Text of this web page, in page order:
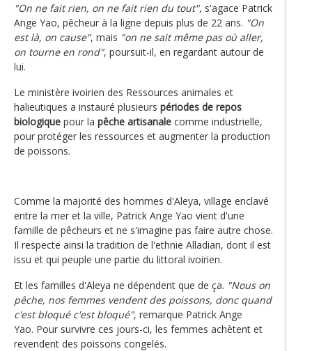
"On ne fait rien, on ne fait rien du tout", s'agace Patrick
Ange Yao, pêcheur à la ligne depuis plus de 22 ans. "On
est là, on cause", mais "on ne sait même pas où aller,
on tourne en rond", poursuit-il, en regardant autour de
lui.
Le ministère ivoirien des Ressources animales et
halieutiques a instauré plusieurs périodes de repos
biologique pour la pêche artisanale comme industrielle,
pour protéger les ressources et augmenter la production
de poissons.
Comme la majorité des hommes d'Aleya, village enclavé
entre la mer et la ville, Patrick Ange Yao vient d'une
famille de pêcheurs et ne s'imagine pas faire autre chose.
Il respecte ainsi la tradition de l'ethnie Alladian, dont il est
issu et qui peuple une partie du littoral ivoirien.
Et les familles d'Aleya ne dépendent que de ça. "Nous on
pêche, nos femmes vendent des poissons, donc quand
c'est bloqué c'est bloqué", remarque Patrick Ange
Yao. Pour survivre ces jours-ci, les femmes achètent et
revendent des poissons congelés.